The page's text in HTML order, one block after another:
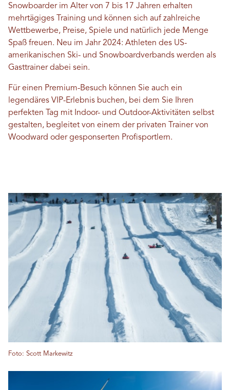
Snowboarder im Alter von 7 bis 17 Jahren erhalten
mehrtägiges Training und können sich auf zahlreiche
Wettbewerbe, Preise, Spiele und natürlich jede Menge
Spaß freuen. Neu im Jahr 2024: Athleten des US-
amerikanischen Ski- und Snowboardverbands werden als
Gasttrainer dabei sein.
Für einen Premium-Besuch können Sie auch ein
legendäres VIP-Erlebnis buchen, bei dem Sie Ihren
perfekten Tag mit Indoor- und Outdoor-Aktivitäten selbst
gestalten, begleitet von einem der privaten Trainer von
Woodward oder gesponserten Profisportlern.
Foto: Scott Markewitz